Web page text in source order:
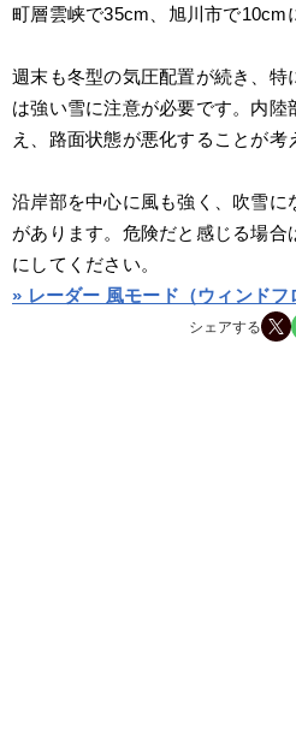
町層雲峡で35cm、旭川市で10cm
週末も冬型の気圧配置が続き、特
は強い雪に注意が必要です。内
え、路面状態が悪化することが考
沿岸部を中心に風も強く、吹雪に
があります。危険だと感じる場合
にしてください。
» レーダー 風モード（ウィンド
シェアする